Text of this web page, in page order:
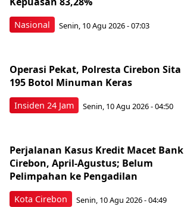
Nasional Senin, 10 Agu 2026 - 07:03
Insiden 24 Jam
Operasi Pekat, Polresta Cirebon Sita
195 Botol Minuman Keras
Senin, 10 Agu 2026 - 04:50
Kota Cirebon
Perjalanan Kasus Kredit Macet Bank
Cirebon, April-Agustus; Belum
Pelimpahan ke Pengadilan
Senin, 10 Agu 2026 - 04:49